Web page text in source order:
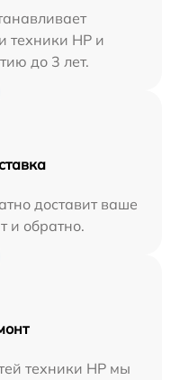
техники HP и
до 3 лет.
доставит ваше
и обратно.
техники HP мы